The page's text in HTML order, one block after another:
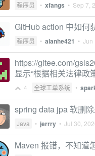
程序员 • xfangs • Sep 7,
GitHub action 中如何
程序员 • alanhe421 • Jun
https://gitee.com/
显示“根据相关法律政
4 全球工单系统 •
spring data jpa 软删除
Java • jerrry • Jul 30,
Maven 报错，不知道